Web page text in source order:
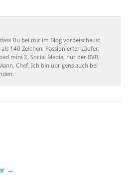
Du bei mir im Blog vorbeischaust.
140 Zeichen: Passionierter Läufer,
mini 2, Social Media, nur der BVB,
Chef. Ich bin übrigens auch bei
→